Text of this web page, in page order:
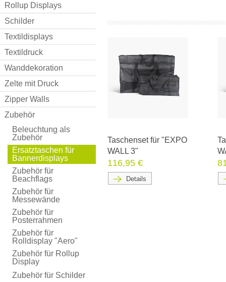
Rollup Displays
Schilder
Textildisplays
Textildruck
Wanddekoration
Zelte mit Druck
Zipper Walls
Zubehör
Beleuchtung als
Zubehör
Ersatztaschen für
Bannerdisplays
Zubehör für
Beachflags
Zubehör für
Messewände
Zubehör für
Posterrahmen
Zubehör für
Rolldisplay "Aero"
Zubehör für Rollup
Display
Zubehör für Schilder
Taschenset für "EXPO
WALL 3"
116,95 €
Details